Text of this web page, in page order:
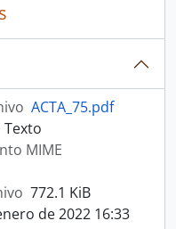
ACTA_75.pdf
Texto
MIME
772.1 KiB
de 2022 16:33